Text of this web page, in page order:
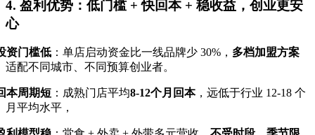
4. 盈利优势：低门槛 + 快回本 + 稳收益，创业更安
心
资门槛低 ：单店启动资金比一线品牌少 30% ， 多档加盟方案
适配不同城市、不同预算创业者。
本周期短 ：成熟门店平均8-12个月回本，远低于行业 12-18 个
月平均水平，